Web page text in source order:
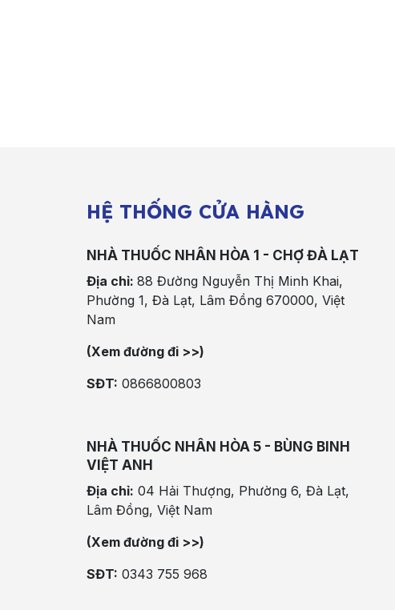
HỆ THỐNG CỬA HÀNG
NHÀ THUỐC NHÂN HÒA 1 - CHỢ ĐÀ LẠT
Địa chỉ: 88 Đường Nguyễn Thị Minh Khai,
Phường 1, Đà Lạt, Lâm Đồng 670000, Việt
Nam
(Xem đường đi >>)
SĐT: 0866800803
NHÀ THUỐC NHÂN HÒA 5 - BÙNG BINH
VIỆT ANH
Địa chỉ: 04 Hải Thượng, Phường 6, Đà Lạt,
Lâm Đồng, Việt Nam
(Xem đường đi >>)
SĐT: 0343 755 968